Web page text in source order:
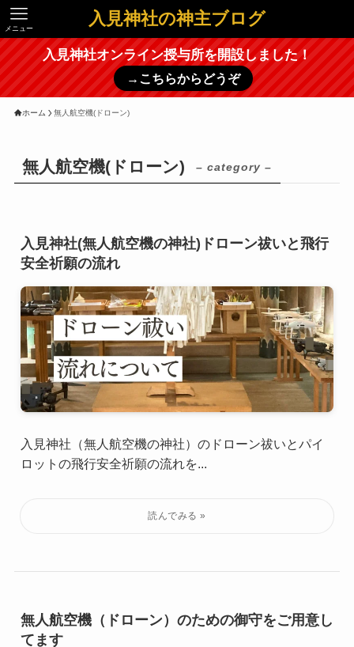
入見神社の神主ブログ
メニュー
入見神社オンライン授与所を開設しました！
→こちらからどうぞ
ホーム 無人航空機(ドローン)
無人航空機(ドローン) – category –
入見神社(無人航空機の神社)ドローン祓いと飛行
安全祈願の流れ
入見神社（無人航空機の神社）のドローン祓いとパイ
ロットの飛行安全祈願の流れを...
無人航空機（ドローン）のための御守をご用意し
てます